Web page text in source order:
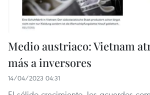
Medio austriaco: Vietnam
más a inversores
14/04/2023 04:31